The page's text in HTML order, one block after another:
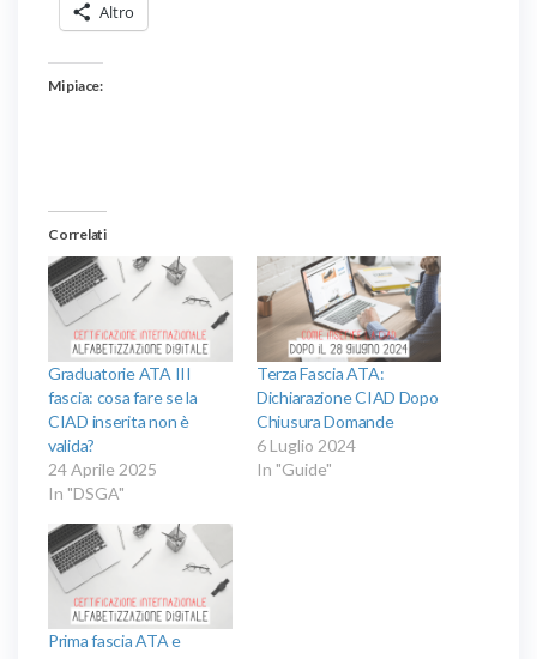
Altro
Mi piace:
Correlati
Graduatorie ATA III
fascia: cosa fare se la
CIAD inserita non è
valida?
24 Aprile 2025
In "DSGA"
Terza Fascia ATA:
Dichiarazione CIAD Dopo
Chiusura Domande
6 Luglio 2024
In "Guide"
Prima fascia ATA e